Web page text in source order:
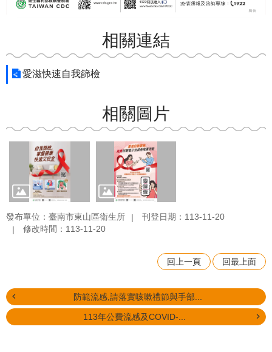
相關連結
愛滋快速自我篩檢
相關圖片
發布單位：臺南市東山區衛生所
刊登日期：113-11-20
修改時間：113-11-20
回上一頁 回最上面
防範流感,請落實咳嗽禮節與手部...
113年公費流感及COVID-...